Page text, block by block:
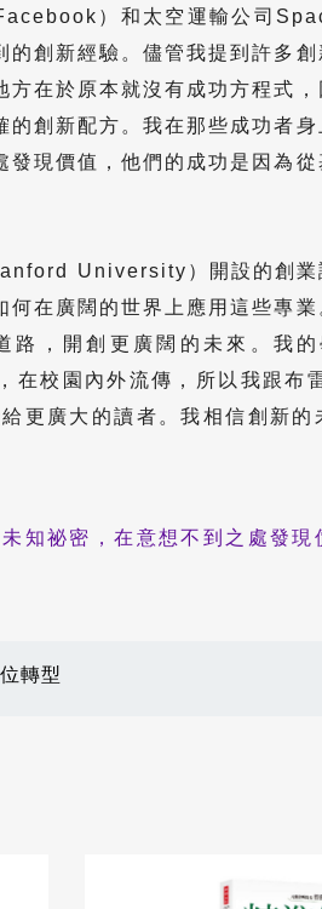
）和太空運輸公司
創新經驗。儘管我提到許多
在於原本就沒有成功方程式
創新配方。我在那些成功者
現價值，他們的成功是因為從
University）開設的創業
在廣闊的世界上應用這些專
路，開創更廣闊的未來。我
在校園內外流傳，所以我跟布
更廣大的讀者。我相信創新的
知祕密，在意想不到之處發現
轉型